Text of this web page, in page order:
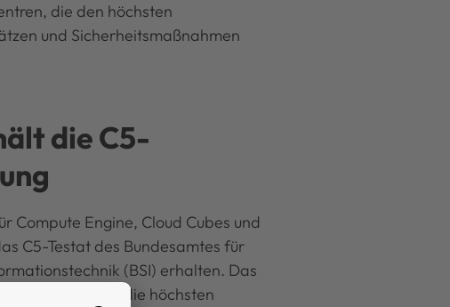
die den höchsten
und Sicherheitsmaßnahmen
die C5-
Compute Engine, Cloud Cubes und
C5-Testat des Bundesamtes für
(BSI) erhalten. Das
die Lösungen die höchsten